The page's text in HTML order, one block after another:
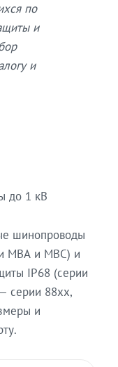
по
и
и
до 1 кВ
шинопроводы
МВА и МВС) и
IP68 (серии
серии 88xx,
и